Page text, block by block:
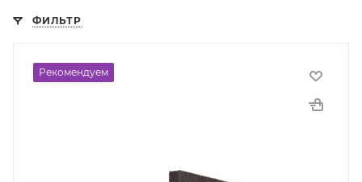
ФИЛЬТР
Рекомендуем